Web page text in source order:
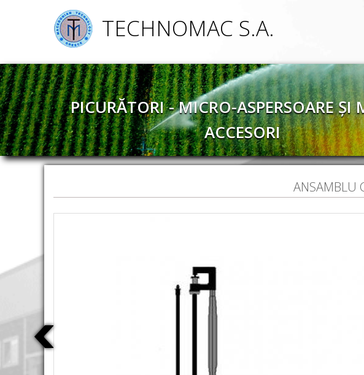
TECHNOMAC S.A.
PICURĂTORI - MICRO-ASPERSOARE ȘI
ACCESORI
ANSAMBLU